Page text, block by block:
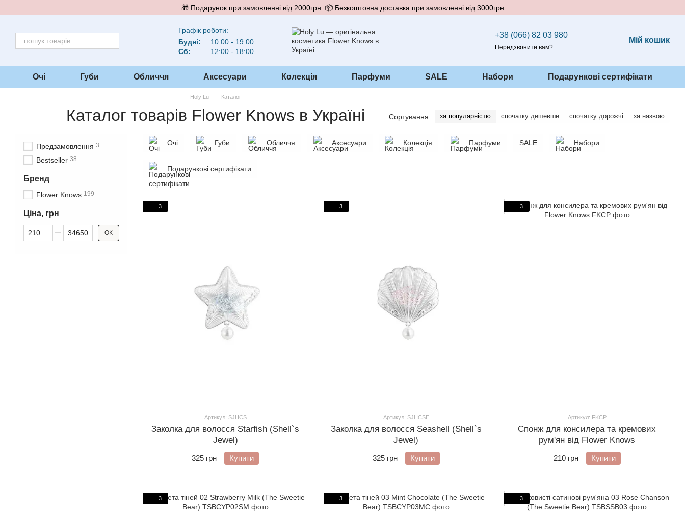
🎁 Подарунок при замовленні від 2000грн. 📦 Безкоштовна доставка при замовленні від 3000грн
Графік роботи:
Будні:
10:00 - 19:00
Сб:
12:00 - 18:00
+38 (066) 82 03 980
Передзвонити вам?
Мій кошик
Очі Губи Обличчя Аксесуари Колекція Парфуми SALE Набори Подарункові сертифікати
Holy Lu Каталог
Каталог товарів Flower Knows в Україні Сортування: за популярністю спочатку дешевше спочатку дорожчі за назвою
Очі Губи Обличчя Аксесуари Колекція Парфуми SALE Набори
Подарункові сертифікати
3
Артикул: SJHCS
Заколка для волосся Starfish (Shell`s
Jewel)
325 грн Купити
3
Артикул: SJHCSE
Заколка для волосся Seashell (Shell`s
Jewel)
325 грн Купити
3
Артикул: FKCP
Спонж для консилера та кремових
рум'ян від Flower Knows
210 грн Купити
3 3 3
Предзамовлення 3
Bestseller 38
Бренд
Flower Knows 199
Ціна, грн
Від Ціна, грн
До Ціна, грн ОК